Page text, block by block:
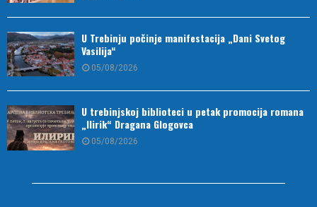
U Trebinju počinje manifestacija „Dani Svetog
Vasilija“
05/08/2026
U trebinjskoj biblioteci u petak promocija romana
„Ilirik“ Dragana Glogovca
05/08/2026